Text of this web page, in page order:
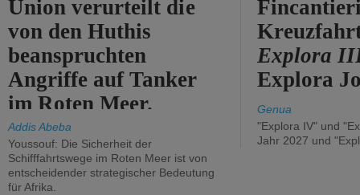
Union verurteilt die
von den Huthis
beanspruchten
Angriffe auf Tanker
im Roten Meer.
Addis Abeba
Youssouf: Die Sicherheit der
Schifffahrtswege im Roten Meer ist von
entscheidender strategischer Bedeutung
für Afrika.
Explora
Explora
Genua
"Explora IV" und
Jahr 2027 und